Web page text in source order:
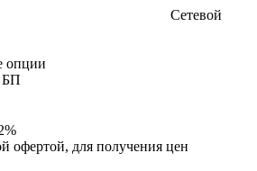
Сетевой
опции
БП
офертой, для получения цен